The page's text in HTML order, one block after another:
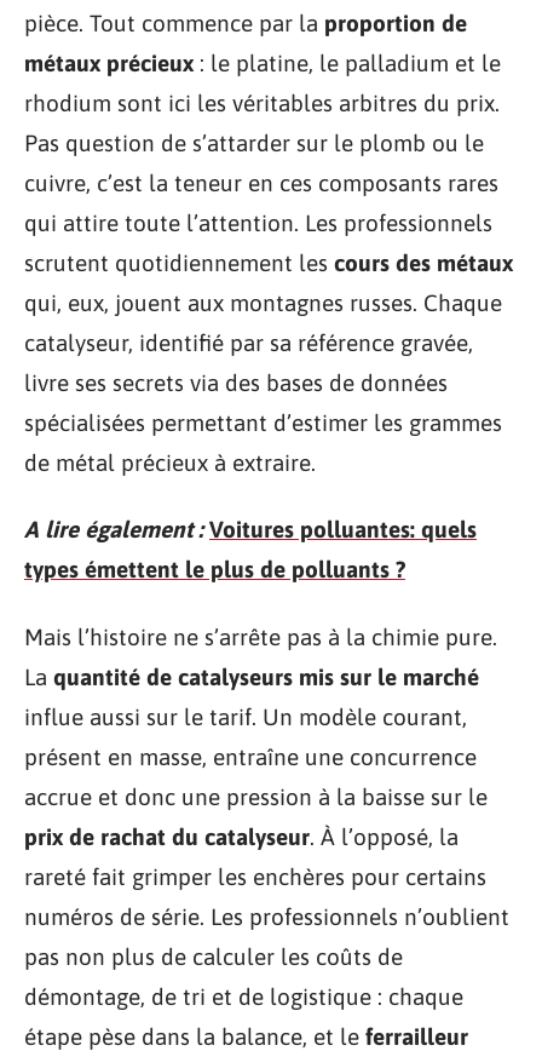
pièce. Tout commence par la proportion de
métaux précieux : le platine, le palladium et le
rhodium sont ici les véritables arbitres du prix.
Pas question de s’attarder sur le plomb ou le
cuivre, c’est la teneur en ces composants rares
qui attire toute l’attention. Les professionnels
scrutent quotidiennement les cours des métaux
qui, eux, jouent aux montagnes russes. Chaque
catalyseur, identifié par sa référence gravée,
livre ses secrets via des bases de données
spécialisées permettant d’estimer les grammes
de métal précieux à extraire.
A lire également : Voitures polluantes: quels
types émettent le plus de polluants ?
Mais l’histoire ne s’arrête pas à la chimie pure.
La quantité de catalyseurs mis sur le marché
influe aussi sur le tarif. Un modèle courant,
présent en masse, entraîne une concurrence
accrue et donc une pression à la baisse sur le
prix de rachat du catalyseur. À l’opposé, la
rareté fait grimper les enchères pour certains
numéros de série. Les professionnels n’oublient
pas non plus de calculer les coûts de
démontage, de tri et de logistique : chaque
étape pèse dans la balance, et le ferrailleur